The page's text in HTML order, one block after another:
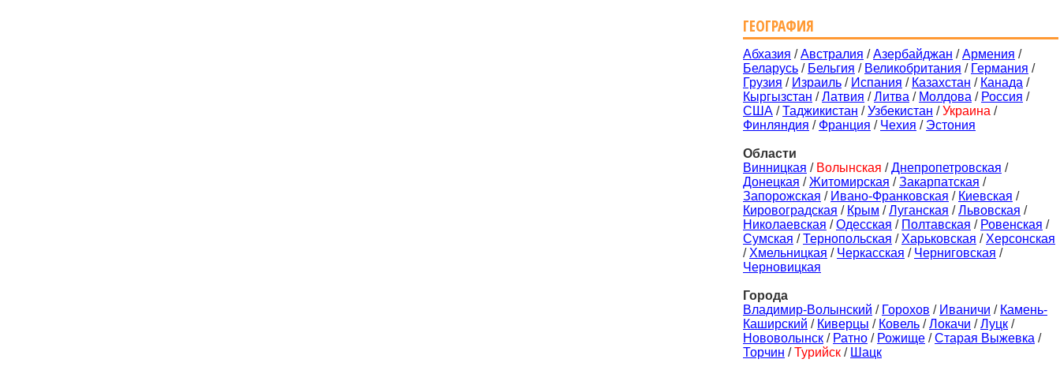
ГЕОГРАФИЯ
Абхазия /Австралия /Азербайджан /Армения /
Беларусь / Бельгия / Великобритания / Германия /
Грузия / Израиль / Испания / Казахстан / Канада /
Кыргызстан /Латвия /Литва / Молдова / Россия /
США /Таджикистан /Узбекистан /Украина /
Финляндия / Франция / Чехия / Эстония
Области
Винницкая / Волынская /Днепропетровская /
Донецкая /Житомирская /Закарпатская /
Запорожская / Ивано-Франковская / Киевская /
Кировоградская / Крым /Луганская /Львовская /
Николаевская /Одесская / Полтавская / Ровенская /
Сумская /Тернопольская / Харьковская / Херсонская
/ Хмельницкая / Черкасская / Черниговская /
Черновицкая
Города
Владимир-Волынский / Горохов / Иваничи / Камень-
Каширский / Киверцы / Ковель /Локачи /Луцк /
Нововолынск / Ратно / Рожище /Старая Выжевка /
Торчин /Турийск / Шацк